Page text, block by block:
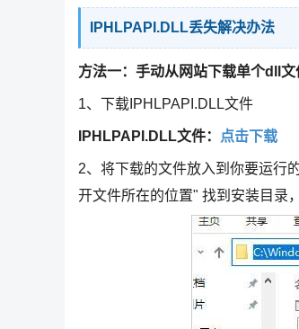
IPHLPAPI.DLL丢失解决办法
方法一：手动从网站下载单个dll文
1、下载IPHLPAPI.DLL文件
IPHLPAPI.DLL文件： 点击下载
2、将下载的文件放入到你要运行
开文件所在的位置" 找到安装目录